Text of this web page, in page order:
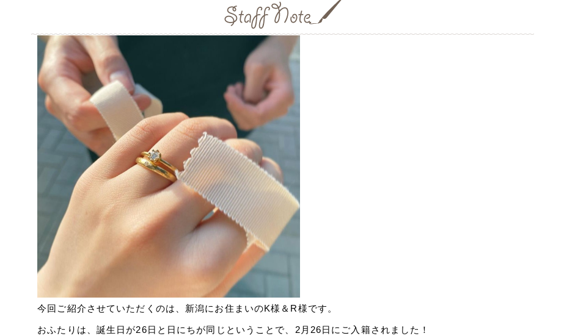
今回ご紹介させていただくのは、新潟にお住まいのK様＆R様です。
おふたりは、誕生日が26日と日にちが同じということで、2月26日にご入籍されました！